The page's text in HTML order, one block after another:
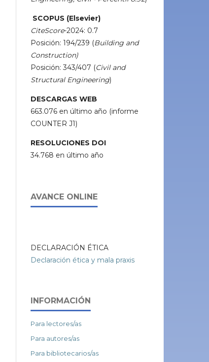
SCOPUS (Elsevier)
CiteScore-2024: 0.7
Posición: 194/239 (Building and
Construction)
Posición: 343/407 (Civil and
Structural Engineering)
DESCARGAS WEB
663.076 en último año (informe
COUNTER J1)
RESOLUCIONES DOI
34.768 en último año
AVANCE ONLINE
DECLARACIÓN ÉTICA
Declaración ética y mala praxis
INFORMACIÓN
Para lectores/as
Para autores/as
Para bibliotecarios/as